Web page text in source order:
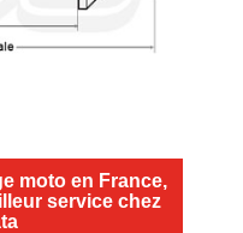
moto en France,
service chez